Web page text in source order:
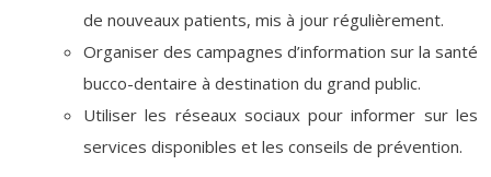
de nouveaux patients, mis à jour régulièrement.
Organiser des campagnes d’information sur la santé
bucco-dentaire à destination du grand public.
Utiliser les réseaux sociaux pour informer sur les
services disponibles et les conseils de prévention.